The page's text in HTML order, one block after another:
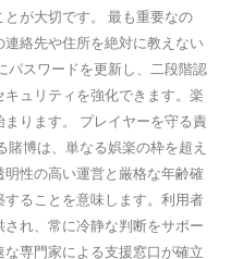
が大切です。 最も重要なの
絡先や住所を絶対に教えない
パスワードを更新し、二段階認
ュリティを強化できます。楽
ります。 プレイヤーを守る責
博は、単なる娯楽の枠を超え
性の高い運営と厳格な年齢確
ることを意味します。利用者
れ、常に冷静な判断をサポー
な専門家による支援窓口が確立